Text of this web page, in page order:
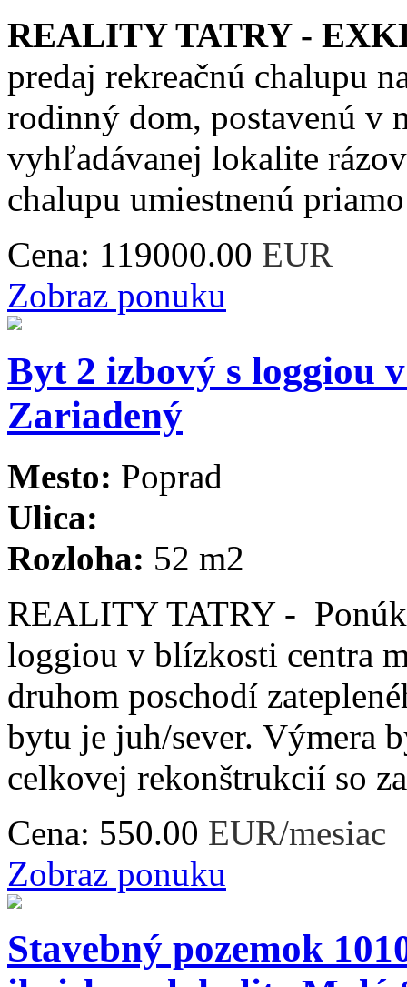
REALITY TATRY -
predaj rekreačnú chalupu
rodinný dom, postavenú v
vyhľadávanej lokalite
chalupu umiestnenú
Cena: 119000.00 EUR
Zobraz ponuku
Byt 2 izbový s loggiou
Zariadený
Mesto: Poprad
Ulica:
Rozloha: 52 m2
REALITY TATRY -
loggiou v blízkosti centra
druhom poschodí
bytu je juh/sever. Výmera
celkovej rekonštrukcií so
Cena: 550.00 EUR/mesiac
Zobraz ponuku
Stavebný pozemok